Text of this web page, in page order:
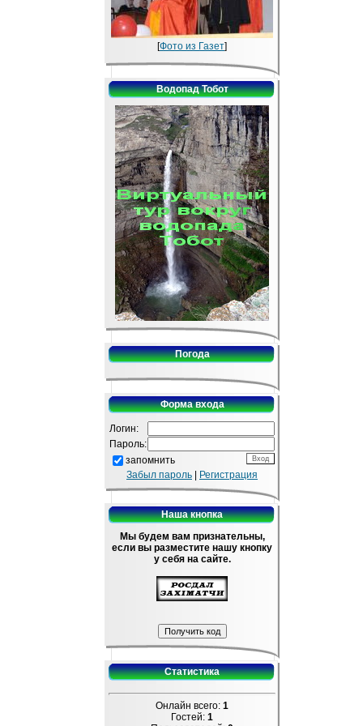
[Фото из Газет]
Водопад Тобот
Погода
Форма входа
Логин:
Пароль:
запомнить
Забыл пароль
Регистрация
Наша кнопка
Мы будем вам признательны,
если вы разместите нашу кнопку
у себя на сайте.
Статистика
Онлайн всего: 1
Гостей: 1